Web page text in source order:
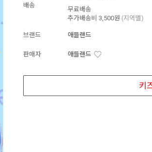
배송
무료배송
추가배송비 3,500원 (지역별)
브랜드 애들랜드
판매자 애들랜드